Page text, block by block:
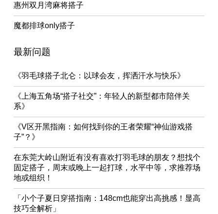
惠州双月湾麻将搭子
魔都排球only搭子
最新问题
《羽毛球搭子北仑：以球会友，挥洒汗水与快乐》
《上海五角场“搭子社交”：年轻人的新型都市陪伴关
系》
《V区开黑指南：如何找到你的王者荣耀“神仙游戏搭
子”？》
在东莞大岭山附近有没有喜欢打羽毛球的朋友？想找个
固定搭子，周末或晚上一起打球，水平中等，求推荐场
地或组织！
「小个子夏日穿搭指南：148cm也能穿出高挑感！显高
技巧全解析」